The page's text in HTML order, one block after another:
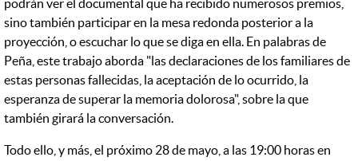
podrán ver el documental que ha recibido numerosos premios,
sino también participar en la mesa redonda posterior a la
proyección, o escuchar lo que se diga en ella. En palabras de
Peña, este trabajo aborda "las declaraciones de los familiares de
estas personas fallecidas, la aceptación de lo ocurrido, la
esperanza de superar la memoria dolorosa", sobre la que
también girará la conversación.
Todo ello, y más, el próximo 28 de mayo, a las 19:00 horas en